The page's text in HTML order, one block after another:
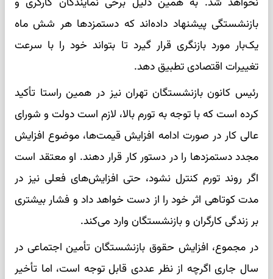
بازنشستگی پیشنهاد داده‌اند که دستمزدها هر شش ماه
یک‌بار مورد بازنگری قرار گیرد تا بتواند خود را با سرعت
تغییرات اقتصادی تطبیق دهد.
رئیس کانون بازنشستگان تهران نیز در همین راستا تأکید
کرده است که با توجه به تورم بالا، لازم است دولت و شورای
عالی کار در صورت ادامه افزایش قیمت‌ها، موضوع افزایش
مجدد دستمزدها را در دستور کار قرار دهند. او معتقد است
اگر روند تورم کنترل نشود، حتی افزایش‌های فعلی نیز در
مدت کوتاهی اثر خود را از دست خواهد داد و فشار بیشتری
بر زندگی کارگران و بازنشستگان وارد می‌کند.
در مجموع، افزایش حقوق بازنشستگان تأمین اجتماعی در
سال جاری اگرچه از نظر عددی قابل توجه است، اما تأخیر